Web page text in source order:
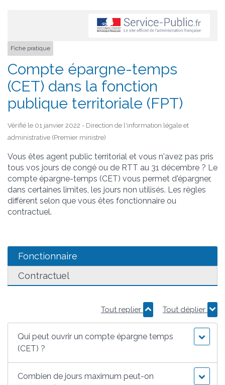
Fiche pratique
Compte épargne-temps
(CET) dans la fonction
publique territoriale (FPT)
Vérifié le 01 janvier 2022 - Direction de l'information légale et
administrative (Premier ministre)
Vous êtes agent public territorial et vous n'avez pas pris
tous vos jours de congé ou de RTT au 31 décembre ? Le
compte épargne-temps (CET) vous permet d'épargner,
dans certaines limites, les jours non utilisés. Les règles
diffèrent selon que vous êtes fonctionnaire ou
contractuel.
Fonctionnaire
Contractuel
Tout replier Tout déplier
Qui peut ouvrir un compte épargne temps
(CET) ?
Combien de jours maximum peut-on